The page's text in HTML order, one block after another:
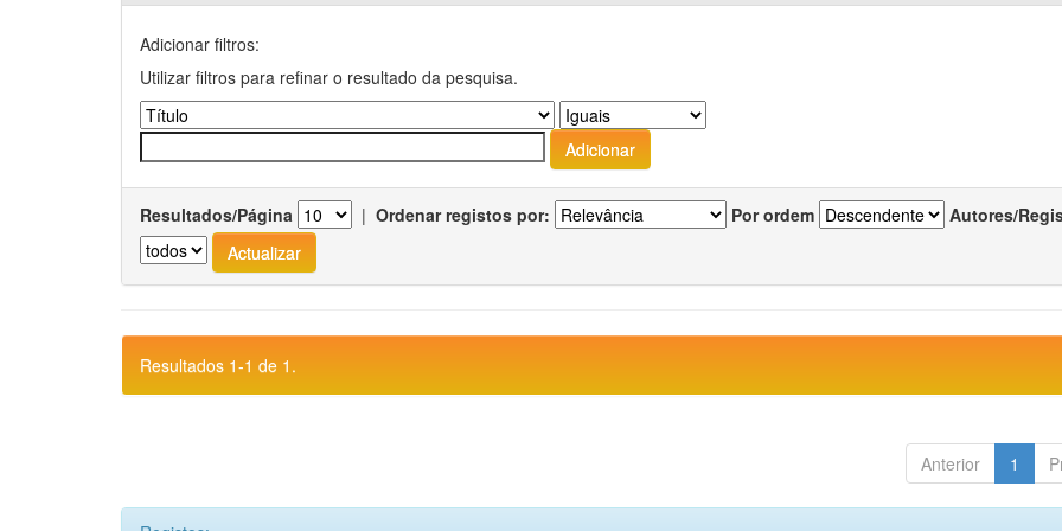
Adicionar filtros:
Utilizar filtros para refinar o resultado da pesquisa.
Resultados/Página | Ordenar registos por: Por ordem Autores/
Resultados 1-1 de 1.
Anterior 1